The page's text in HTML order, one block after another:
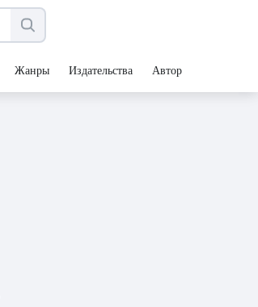
Жанры Издательства Авторы